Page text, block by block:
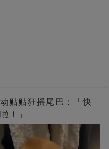
贴贴狂摇尾巴：「快
！」